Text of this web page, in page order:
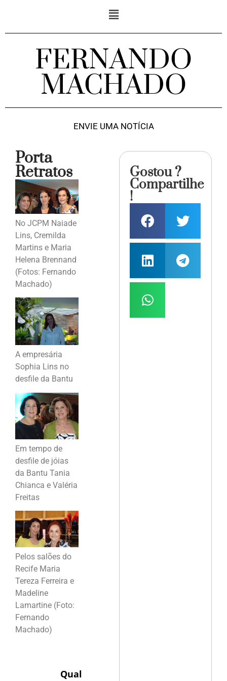
FERNANDO
MACHADO
ENVIE UMA NOTÍCIA
Porta
Retratos
No JCPM Naiade
Lins, Cremilda
Martins e Maria
Helena Brennand
(Fotos: Fernando
Machado)
A empresária
Sophia Lins no
desfile da Bantu
Em tempo de
desfile de jóias
da Bantu Tania
Chianca e Valéria
Freitas
Pelos salões do
Recife Maria
Tereza Ferreira e
Madeline
Lamartine (Foto:
Fernando
Machado)
Qual
Gostou ?
Compartilhe
!